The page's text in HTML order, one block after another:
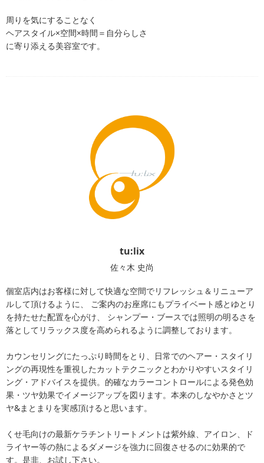
周りを気にすることなく
ヘアスタイル×空間×時間＝自分らしさ
に寄り添える美容室です。
tu:lix
佐々木 史尚
個室店内はお客様に対して快適な空間でリフレッシュ＆リニューア
ルして頂けるように、 ご案内のお座席にもプライベート感とゆとり
を持たせた配置を心がけ、 シャンプー・ブースでは照明の明るさを
落としてリラックス度を高められるように調整しております。
カウンセリングにたっぷり時間をとり、日常でのヘアー・スタイリ
ングの再現性を重視したカットテクニックとわかりやすいスタイリ
ング・アドバイスを提供。的確なカラーコントロールによる発色効
果・ツヤ効果でイメージアップを図ります。本来のしなやかさとツ
ヤ&まとまりを実感頂けると思います。
くせ毛向けの最新ケラチントリートメントは紫外線、アイロン、ド
ライヤー等の熱によるダメージを強力に回復させるのに効果的で
す。是非、お試し下さい。